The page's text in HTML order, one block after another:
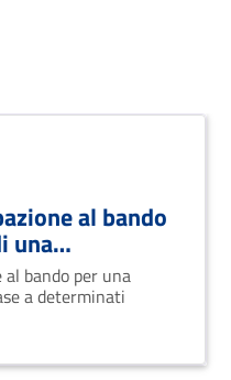
al bando
una
bando per una
a determinati